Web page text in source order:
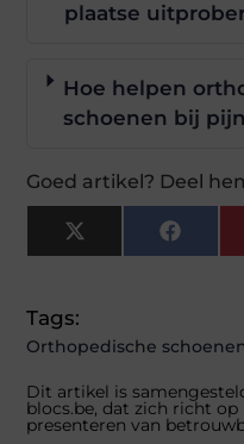
plaatse
Hoe helpen
schoenen bij
Goed artikel? Deel
X
(Twitter)
Tags:
Orthopedische
Dit artikel is
blocs.be, dat zich richt
presenteren van